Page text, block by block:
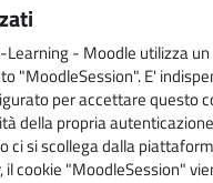
- Moodle utilizza
"MoodleSession". E'
per accettare questo
della propria
ci si scollega dalla
il cookie "MoodleSession"